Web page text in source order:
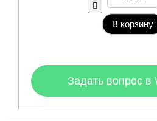
В корзину
Задать вопрос в